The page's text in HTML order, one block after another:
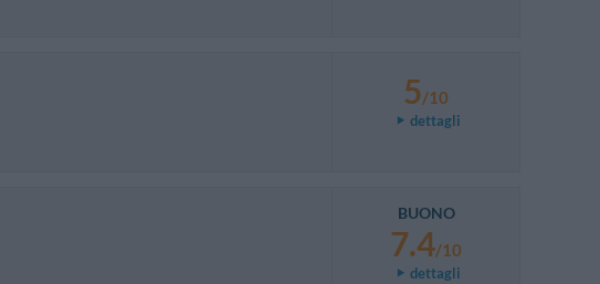
5/10
dettagli
BUONO
7.4/10
dettagli